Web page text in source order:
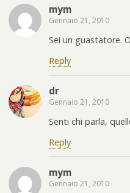
mym
Gennaio 21, 2010
Sei un guastatore.
Reply
dr
Gennaio 21, 2010
Senti chi parla,
Reply
mym
Gennaio 21, 2010